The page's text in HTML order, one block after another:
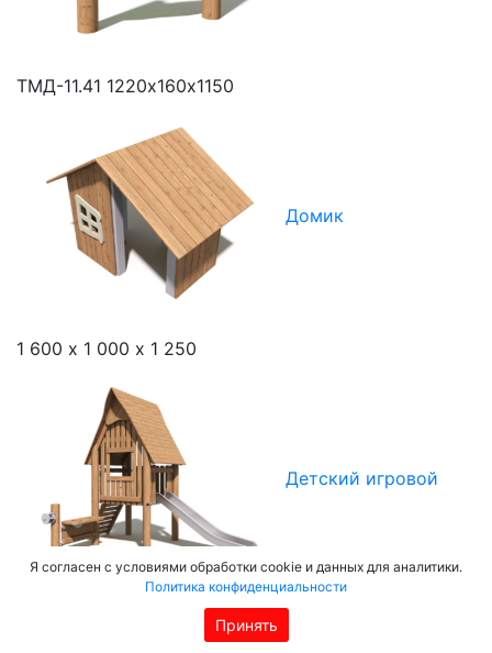
Я согласен с условиями обработки cookie и данных для аналитики.
Политика конфиденциальности
Принять
ТМД-11.41 1220х160х1150
Домик
1 600 х 1 000 х 1 250
Детский игровой
3840Х3000Х3700